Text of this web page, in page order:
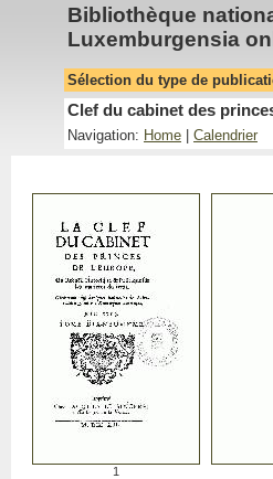
Bibliothèque
Luxemburgensia
Sélection du type de
Clef du cabinet des
Navigation: Home Calendrier
1